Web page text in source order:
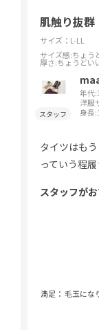
肌触り抜群
サイズ：L-LL
サイズ感:ちょう
厚さ:ちょうどい
年代:
洋服
身長:
タイツはも
っていう程
スタッフが
満足： 毛玉にな